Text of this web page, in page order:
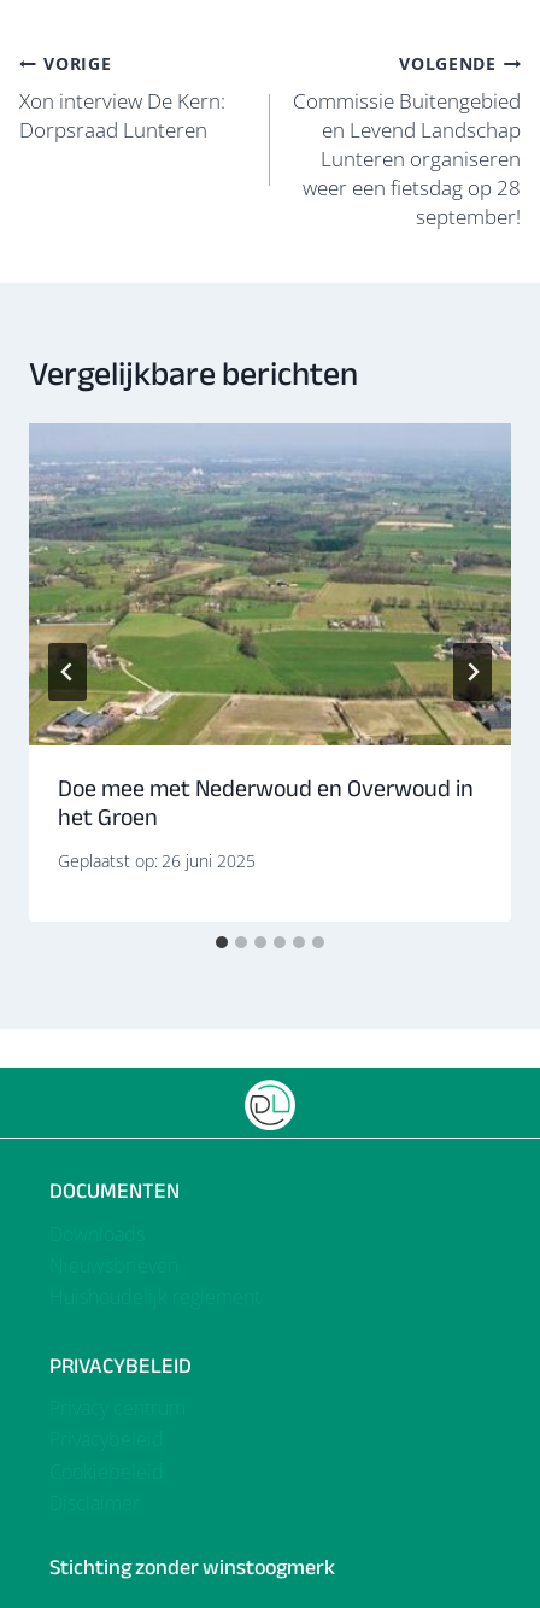
o
k p
Bericht
navigatie
VORIGE
Xon interview De Kern:
Dorpsraad Lunteren
VOLGENDE
Commissie Buitengebied
en Levend Landschap
Lunteren organiseren
weer een fietsdag op 28
september!
Vergelijkbare berichten
Doe mee met Nederwoud en Overwoud in
het Groen
Geplaatst op: 26 juni 2025
DOCUMENTEN
PRIVACYBELEID
Stichting zonder winstoogmerk